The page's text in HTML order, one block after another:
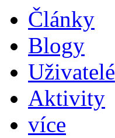
Články
Blogy
Uživatelé
Aktivity
více